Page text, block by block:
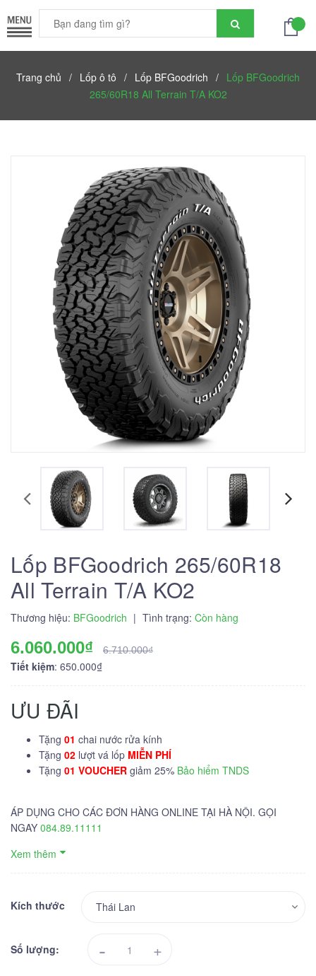
Trang chủ / Lốp ô tô / Lốp BFGoodrich / Lốp BFGoodrich
265/60R18 All Terrain T/A KO2
Lốp BFGoodrich 265/60R18
All Terrain T/A KO2
Thương hiệu: BFGoodrich | Tình trạng: Còn hàng
6.060.000₫ 6.710.000₫
Tiết kiệm: 650.000₫
ƯU ĐÃI
Tặng 01 chai nước rửa kính
Tặng 02 lượt vá lốp MIỄN PHÍ
Tặng 01 VOUCHER giảm 25% Bảo hiểm TNDS
ÁP DỤNG CHO CÁC ĐƠN HÀNG ONLINE TẠI HÀ NỘI. GỌI
NGAY 084.89.11111
Xem thêm
Kích thước
Số lượng: - +